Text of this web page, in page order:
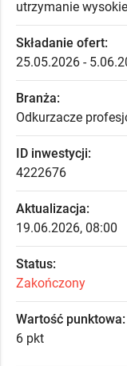
utrzymanie
Składanie ofert:
25.05.2026 -
Branża:
Odkurzacze
ID inwestycji:
4222676
Aktualizacja:
19.06.2026, 08:00
Status:
Zakończony
Wartość punktowa:
6 pkt